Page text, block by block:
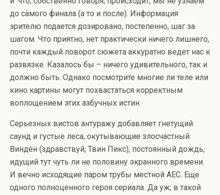
до самого финала (а то и после). Информация
зрителю подается дозировано, постепенно, шаг за
шагом. Что приятно, нет практически ничего лишнего,
почти каждый поворот сюжета аккуратно ведет нас к
развязке. Казалось бы – ничего удивительного, так и
должно быть. Однако посмотрите многие ли теле или
кино картины могут похвастаться корректным
воплощением этих азбучных истин.
Серьезных вистов антуражу добавляет гнетущий
саунд и густые леса, окутывающие злосчастный
Винден (здравствуй, Твин Пикс), постоянный дождь,
идущий тут чуть ли не половину экранного времени.
И вечно исходящие паром трубы местной АЕС. Еще
одного полноценного героя сериала. Да уж, в такой